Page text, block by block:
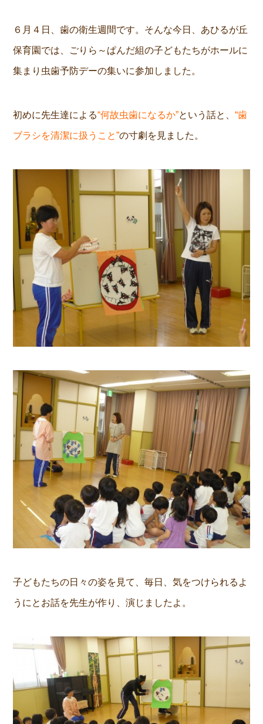
６月４日、歯の衛生週間です。そんな今日、あひるが丘
保育園では、ごりら～ぱんだ組の子どもたちがホールに
集まり虫歯予防デーの集いに参加しました。
初めに先生達による“何故虫歯になるか”という話と、“歯
ブラシを清潔に扱うこと”の寸劇を見ました。
子どもたちの日々の姿を見て、毎日、気をつけられるよ
うにとお話を先生が作り、演じましたよ。